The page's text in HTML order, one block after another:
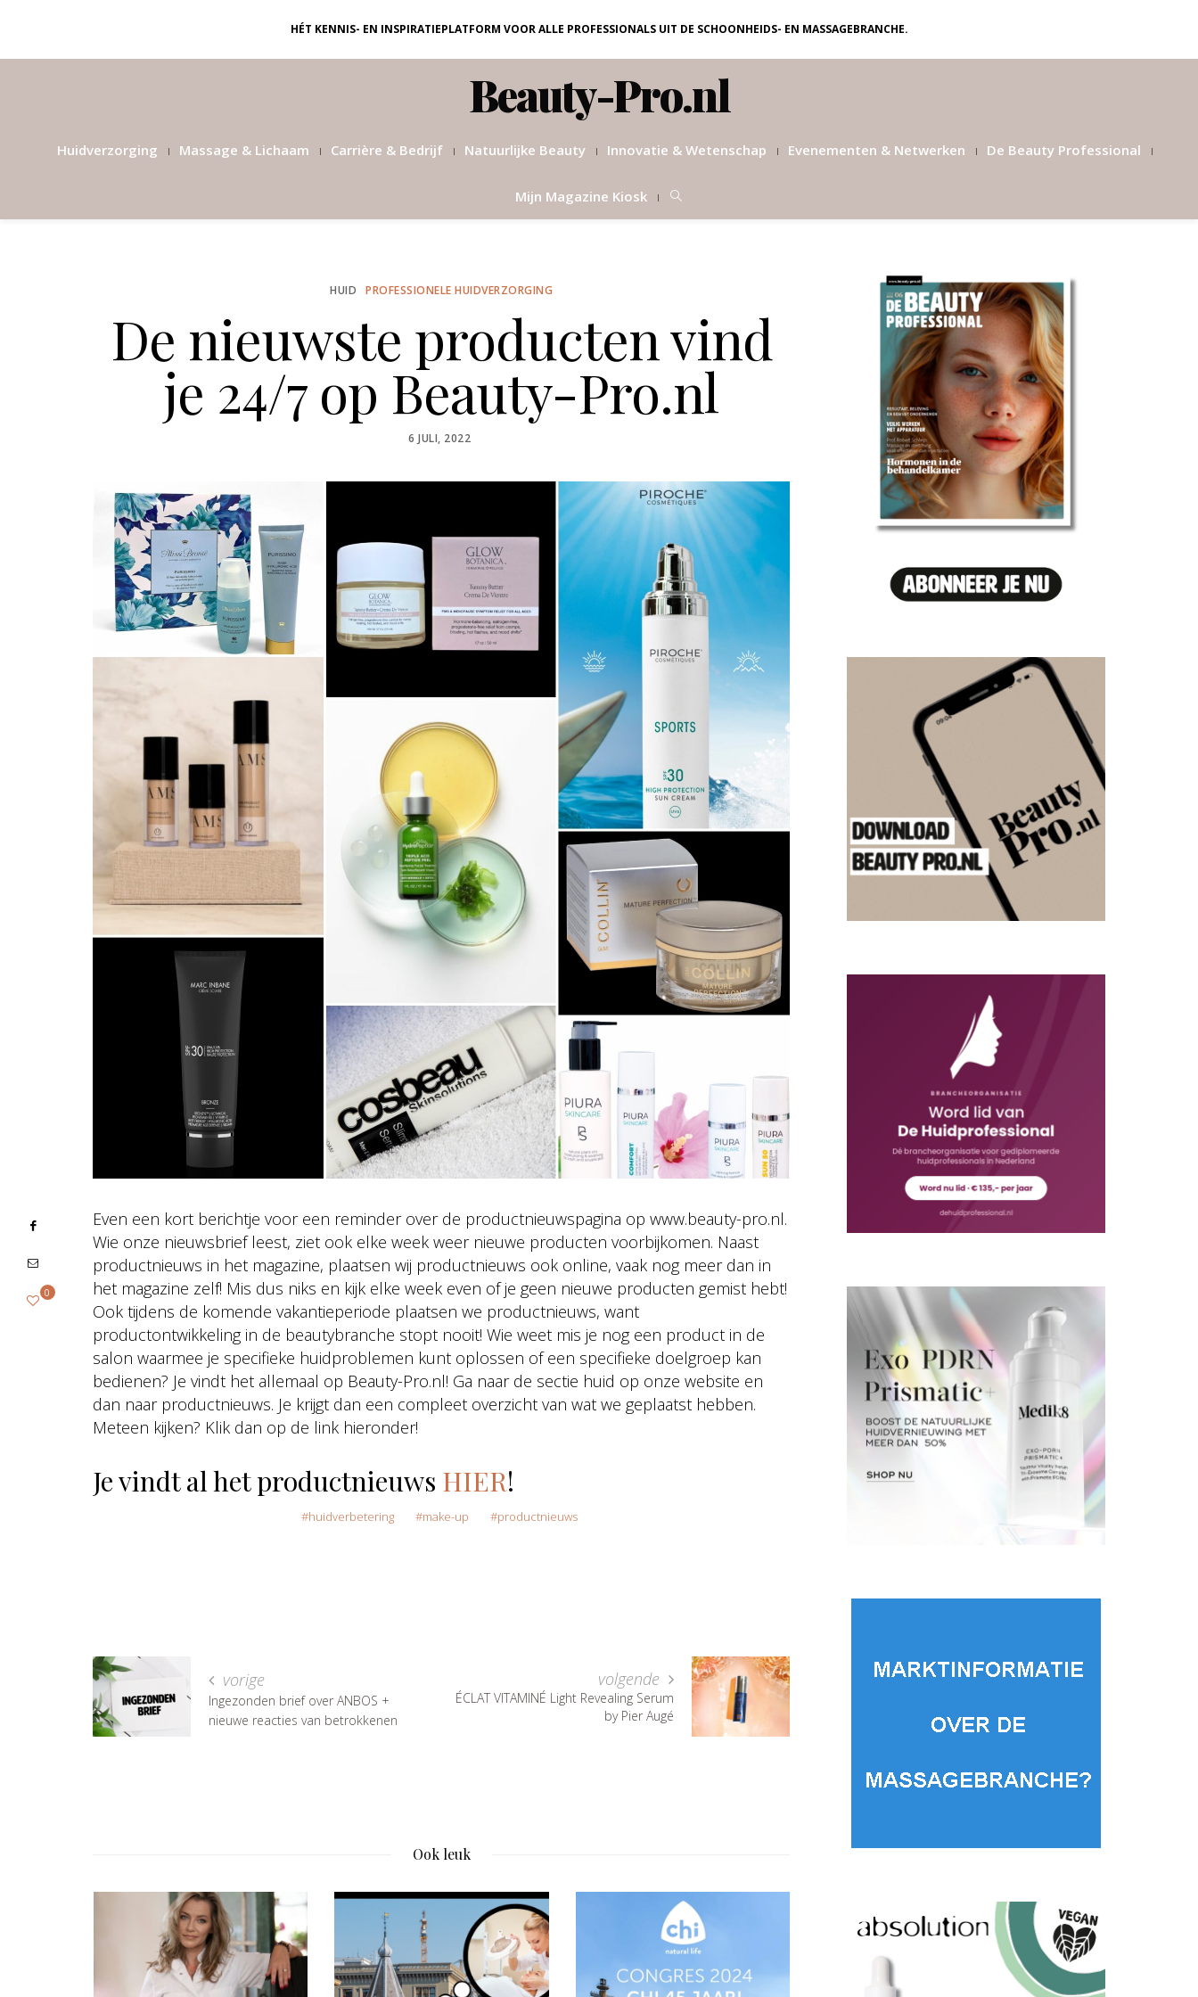
HÉT KENNIS- EN INSPIRATIEPLATFORM VOOR ALLE PROFESSIONALS UIT DE SCHOONHEIDS- EN MASSAGEBRANCHE.
Beauty-Pro.nl
Huidverzorging Massage & Lichaam Carrière & Bedrijf Natuurlijke Beauty Innovatie & Wetenschap Evenementen & Netwerken De Beauty Professional
Mijn Magazine Kiosk
HUID PROFESSIONELE HUIDVERZORGING
De nieuwste producten vind
je 24/7 op Beauty-Pro.nl
POSTED
6 JULI, 2022
Even een kort berichtje voor een reminder over de productnieuwspagina op www.beauty-pro.nl.
Wie onze nieuwsbrief leest, ziet ook elke week weer nieuwe producten voorbijkomen. Naast
productnieuws in het magazine, plaatsen wij productnieuws ook online, vaak nog meer dan in
het magazine zelf! Mis dus niks en kijk elke week even of je geen nieuwe producten gemist hebt!
Ook tijdens de komende vakantieperiode plaatsen we productnieuws, want
productontwikkeling in de beautybranche stopt nooit! Wie weet mis je nog een product in de
salon waarmee je specifieke huidproblemen kunt oplossen of een specifieke doelgroep kan
bedienen? Je vindt het allemaal op Beauty-Pro.nl! Ga naar de sectie huid op onze website en
dan naar productnieuws. Je krijgt dan een compleet overzicht van wat we geplaatst hebben.
Meteen kijken? Klik dan op de link hieronder!
Je vindt al het productnieuws HIER!
0
huidverbetering make-up productnieuws
vorige
Ingezonden brief over ANBOS +
nieuwe reacties van betrokkenen
volgende
ÉCLAT VITAMINÉ Light Revealing Serum
by Pier Augé
Ook leuk